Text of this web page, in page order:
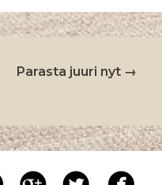
Parasta juuri nyt →
RSS
Google
Twitter